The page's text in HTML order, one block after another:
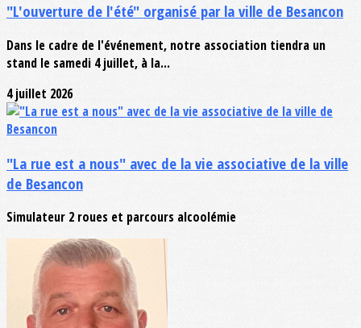
"L'ouverture de l'été" organisé par la ville de Besancon
Dans le cadre de l'événement, notre association tiendra un
stand le samedi 4 juillet, à la...
4 juillet 2026
"La rue est a nous" avec de la vie associative de la ville
de Besancon
Simulateur 2 roues et parcours alcoolémie